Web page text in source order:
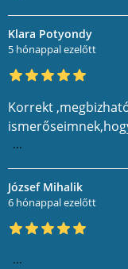
Klara Potyondy
5 hónappal ezelőtt
Korrekt
...
József Mihalik
6 hónappal ezelőtt
...